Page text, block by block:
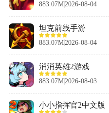
883.07M2026-08-04
坦克前线手游
883.07M2026-08-04
消消英雄2游戏
883.07M2026-08-03
小小指挥官2中文版